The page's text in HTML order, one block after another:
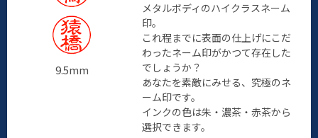
9.5mm
メタルボディのハイクラスネーム
印。
これ程までに表面の仕上げにこだ
わったネーム印がかつて存在した
でしょうか？
あなたを素敵にみせる、究極のネ
ーム印です。
インクの色は朱・濃茶・赤茶から
選択できます。